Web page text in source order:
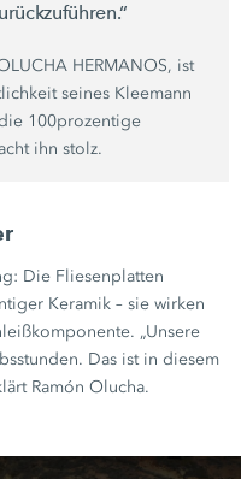
HERMANOS, ist
seines Kleemann
100prozentige
ihn stolz.
Die Fliesenplatten
Keramik – sie wirken
„Unsere
Das ist in diesem
Ramón Olucha.